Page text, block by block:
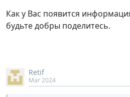
Как у Вас появится
будьте добры поделитесь.
Retif
Mar 2024